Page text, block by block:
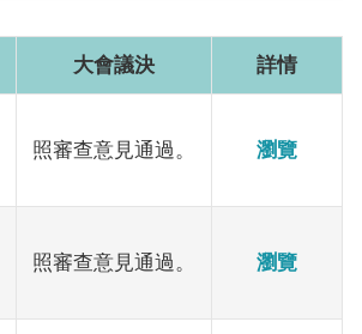
大會議決 詳情
照審查意見通過。 瀏覽
照審查意見通過。 瀏覽